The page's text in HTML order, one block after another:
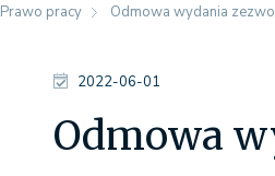
Prawo pracy Odmowa wydania
2022-06-01
Odmowa